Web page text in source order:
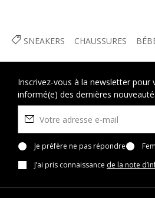
SNEAKERS CHAUSSURES
Inscrivez-vous à la newsletter pour
informé(e) des dernières
Je préfère ne pas répondre
J’ai pris connaissance de la note